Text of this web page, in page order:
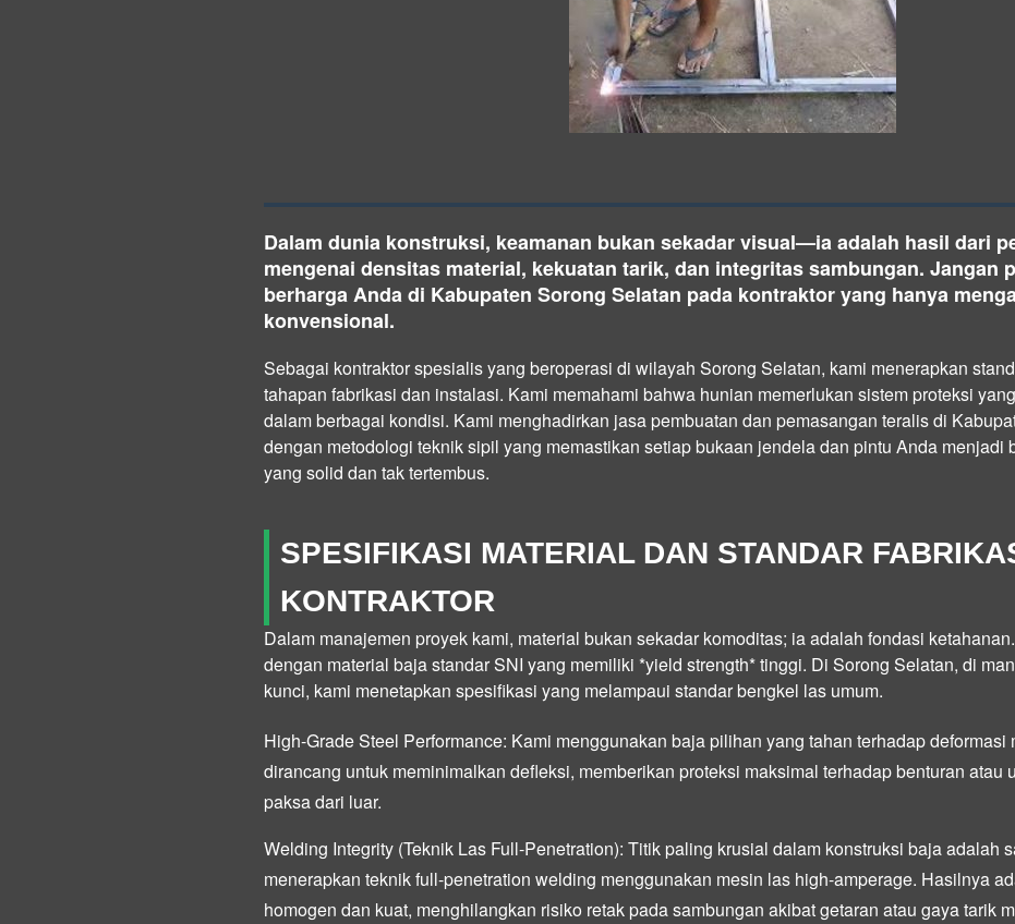
Dalam dunia konstruksi, keamanan bukan sekadar visual—ia adalah hasil dari
mengenai densitas material, kekuatan tarik, dan integritas sambungan. Jangan
berharga Anda di Kabupaten Sorong Selatan pada kontraktor yang hanya
konvensional.
Sebagai kontraktor spesialis yang beroperasi di wilayah Sorong Selatan, kami menerapkan
tahapan fabrikasi dan instalasi. Kami memahami bahwa hunian memerlukan sistem proteksi
dalam berbagai kondisi. Kami menghadirkan jasa pembuatan dan pemasangan teralis di
dengan metodologi teknik sipil yang memastikan setiap bukaan jendela dan pintu Anda menjadi
yang solid dan tak tertembus.
SPESIFIKASI MATERIAL DAN STANDAR
KONTRAKTOR
Dalam manajemen proyek kami, material bukan sekadar komoditas; ia adalah fondasi
dengan material baja standar SNI yang memiliki *yield strength* tinggi. Di Sorong Selatan, di
kunci, kami menetapkan spesifikasi yang melampaui standar bengkel las umum.
High-Grade Steel Performance: Kami menggunakan baja pilihan yang tahan terhadap deformasi
dirancang untuk meminimalkan defleksi, memberikan proteksi maksimal terhadap benturan atau
paksa dari luar.
Welding Integrity (Teknik Las Full-Penetration): Titik paling krusial dalam konstruksi baja adalah
menerapkan teknikfull-penetration welding menggunakan mesin las high-amperage. Hasilnya
homogen dan kuat, menghilangkan risiko retak pada sambungan akibat getaran atau gaya tarik